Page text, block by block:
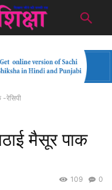
-रेसिपी
मैसूर पाक
0
109